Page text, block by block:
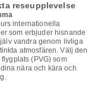
reseupplevelse
internationella
som erbjuder hisnande
vandra genom livliga
atmosfären. Välj den
(PVG) som
nära och kära och